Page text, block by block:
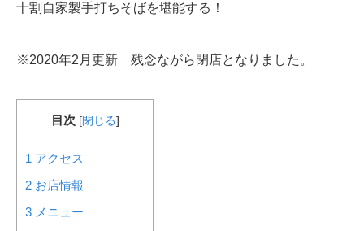
十割自家製手打ちそばを堪能する！
※2020年2月更新 残念ながら閉店となりました。
目次 [閉じる]
1 アクセス
2 お店情報
3 メニュー